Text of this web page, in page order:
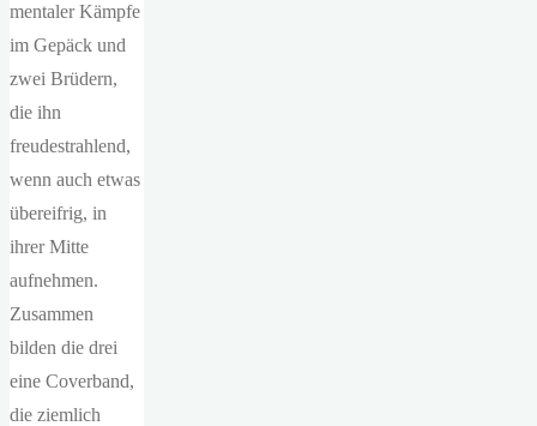
mentaler Kämpfe
im Gepäck und
zwei Brüdern,
die ihn
freudestrahlend,
wenn auch etwas
übereifrig, in
ihrer Mitte
aufnehmen.
Zusammen
bilden die drei
eine Coverband,
die ziemlich